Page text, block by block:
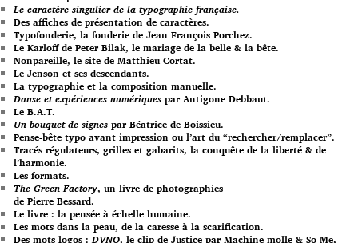
Le caractère singulier de la typographie française.
Des affiches de présentation de caractères.
Typofonderie, la fonderie de Jean François Porchez.
Le Karloff de Peter Bilak, le mariage de la belle & la bête.
Nonpareille, le site de Matthieu Cortat.
Le Jenson et ses descendants.
La typographie et la composition manuelle.
Danse et expériences numériques par Antigone Debbaut.
Le B.A.T.
Un bouquet de signes par Béatrice de Boissieu.
Pense-bête typo avant impression ou l’art du “rechercher/remplacer”.
Tracés régulateurs, grilles et gabarits, la conquête de la liberté & de
l’harmonie.
Les formats.
The Green Factory, un livre de photographies
de Pierre Bessard.
Le livre : la pensée à échelle humaine.
Les mots dans la peau, de la caresse à la scarification.
Des mots logos :DVNO, le clip de Justice par Machine molle & So Me,